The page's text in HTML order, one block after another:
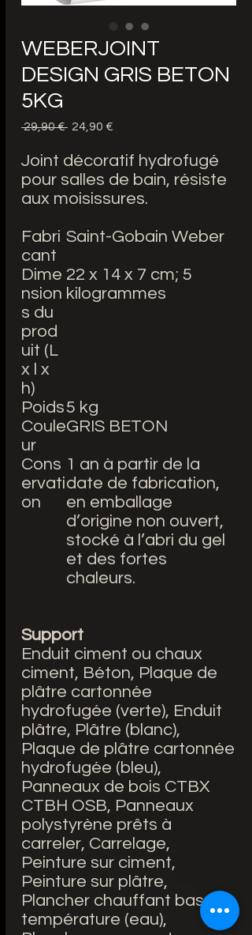
WEBERJOINT
DESIGN GRIS BETON
5KG
29,90 € Precio
24,90 €
Joint décoratif hydrofugé
pour salles de bain, résiste
aux moisissures.
Fabri
cant
‎Saint-Gobain Weber
Dime
nsion
s du
prod
uit (L
x l x
h)
‎22 x 14 x 7 cm; 5
kilogrammes
Poids5 kg
Coule
ur
GRIS BETON
Cons
ervati
on
‎‎1 an à partir de la
date de fabrication,
en emballage
d’origine non ouvert,
stocké à l’abri du gel
et des fortes
chaleurs.
Support
Enduit ciment ou chaux
ciment, Béton, Plaque de
plâtre cartonnée
hydrofugée (verte), Enduit
plâtre, Plâtre (blanc),
Plaque de plâtre cartonnée
hydrofugée (bleu),
Panneaux de bois CTBX
CTBH OSB, Panneaux
polystyrène prêts à
carreler, Carrelage,
Peinture sur ciment,
Peinture sur plâtre,
Plancher chauffant basse
température (eau),